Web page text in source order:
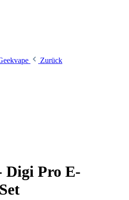
Zurück
Digi Pro E-